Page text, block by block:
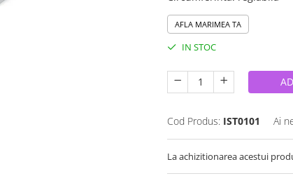
AFLA MARIMEA TA
IN STOC
Cod Produs: IST0101 Ai
La achizitionarea acestui